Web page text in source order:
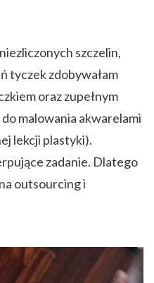
szczelin,
tyczek zdobywałam
oraz zupełnym
malowania akwarelami
lekcji plastyki).
zadanie. Dlatego
outsourcing i